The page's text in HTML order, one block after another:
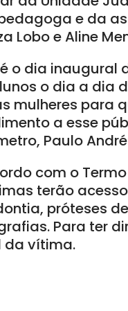
e da
Lobo e Aline
é o dia inaugural
o dia a dia
mulheres para
a esse
Paulo
com o
terão
próteses
Para ter
da vítima.